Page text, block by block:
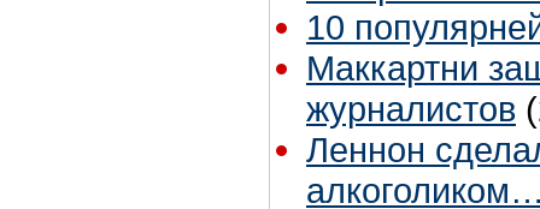
10
Маккартни
журналистов
Леннон